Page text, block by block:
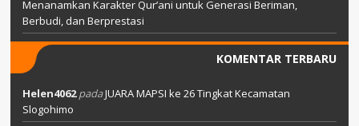
Menanamkan Karakter Qur’ani untuk Generasi Beriman,
Berbudi, dan Berprestasi
KOMENTAR TERBARU
Helen4062padaJUARA MAPSI ke 26 Tingkat Kecamatan
Slogohimo